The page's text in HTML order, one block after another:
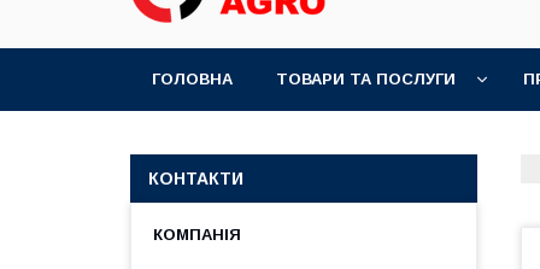
ГОЛОВНА ТОВАРИ ТА ПОСЛУГИ
КОНТАКТИ